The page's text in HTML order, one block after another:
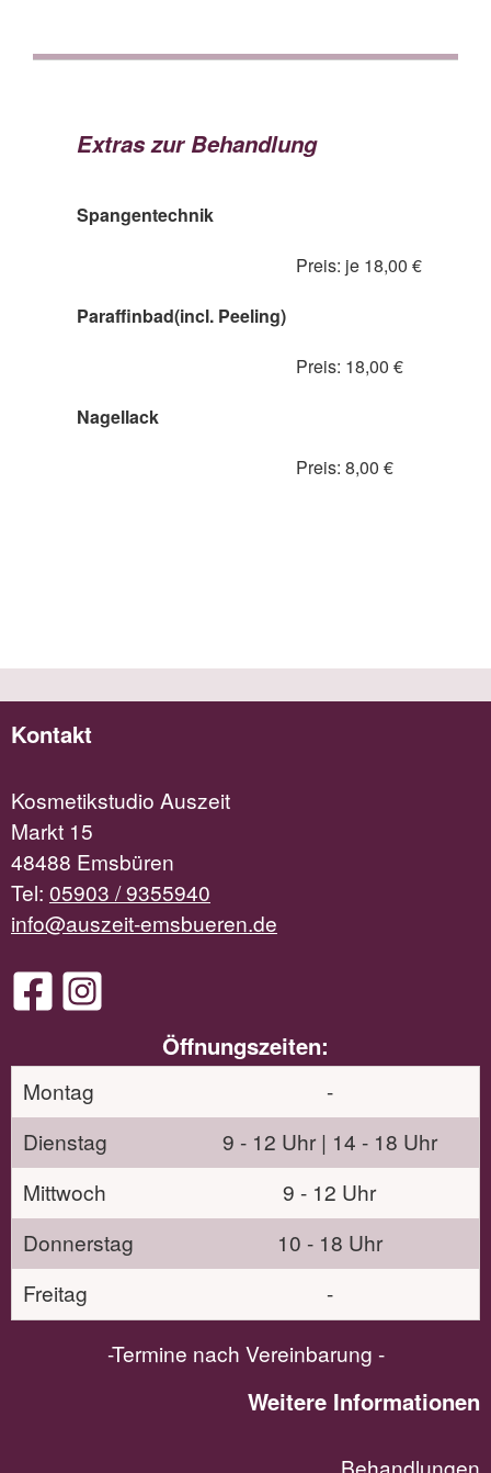
Extras zur Behandlung
Spangentechnik
Preis: je 18,00 €
Paraffinbad(incl. Peeling)
Preis: 18,00 €
Nagellack
Preis: 8,00 €
Kontakt
Kosmetikstudio Auszeit
Markt 15
48488 Emsbüren
Tel: 05903 / 9355940
info@auszeit-emsbueren.de
Öffnungszeiten:
Montag
-
Dienstag
9 - 12 Uhr | 14 - 18 Uhr
Mittwoch
9 - 12 Uhr
Donnerstag
10 - 18 Uhr
Freitag
-
-Termine nach Vereinbarung -
Weitere Informationen
Behandlungen